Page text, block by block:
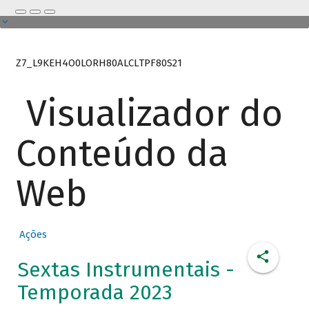
Z7_L9KEH4O0LORH80ALCLTPF80S21
Visualizador do
Conteúdo da
Web
Ações
Sextas Instrumentais -
Temporada 2023